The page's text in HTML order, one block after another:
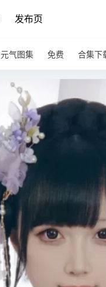
发布页
元气图集 免费 合集下